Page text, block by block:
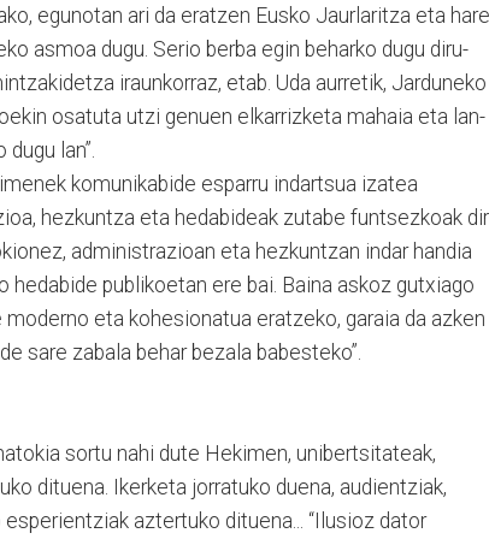
egunotan ari da eratzen Eusko Jaurlaritza eta
asmoa dugu. Serio berba egin beharko dugu diru-
iraunkorraz, etab. Uda aurretik, Jarduneko
osatuta utzi genuen elkarrizketa mahaia eta lan-
lan”.
komunikabide esparru indartsua izatea
hezkuntza eta hedabideak zutabe funtsezkoak
administrazioan eta hezkuntzan indar handia
hedabide publikoetan ere bai. Baina askoz gutxiago
eta kohesionatua eratzeko, garaia da azken
sare zabala behar bezala babesteko”.
sortu nahi dute Hekimen, unibertsitateak,
dituena. Ikerketa jorratuko duena, audientziak,
aztertuko dituena... “Ilusioz dator